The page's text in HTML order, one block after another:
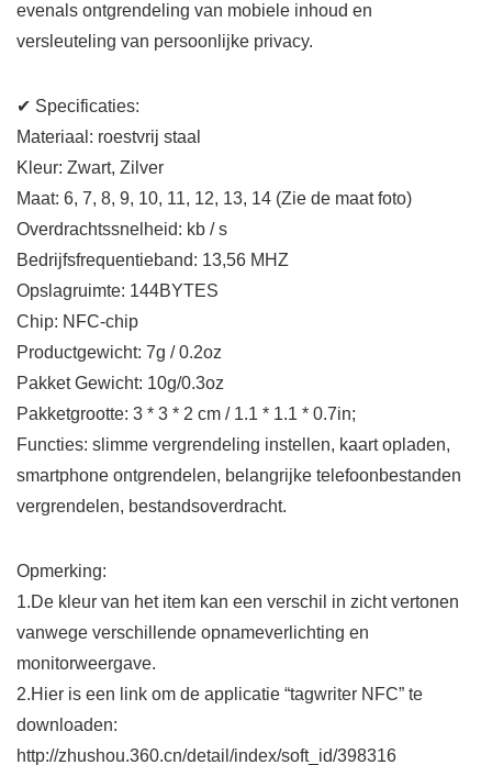
evenals ontgrendeling van mobiele inhoud en
versleuteling van persoonlijke privacy.
✔ Specificaties:
Materiaal: roestvrij staal
Kleur: Zwart, Zilver
Maat: 6, 7, 8, 9, 10, 11, 12, 13, 14 (Zie de maat foto)
Overdrachtssnelheid: kb / s
Bedrijfsfrequentieband: 13,56 MHZ
Opslagruimte: 144BYTES
Chip: NFC-chip
Productgewicht: 7g / 0.2oz
Pakket Gewicht: 10g/0.3oz
Pakketgrootte: 3 * 3 * 2 cm / 1.1 * 1.1 * 0.7in;
Functies: slimme vergrendeling instellen, kaart opladen,
smartphone ontgrendelen, belangrijke telefoonbestanden
vergrendelen, bestandsoverdracht.
Opmerking:
1.De kleur van het item kan een verschil in zicht vertonen
vanwege verschillende opnameverlichting en
monitorweergave.
2.Hier is een link om de applicatie “tagwriter NFC” te
downloaden:
http://zhushou.360.cn/detail/index/soft_id/398316